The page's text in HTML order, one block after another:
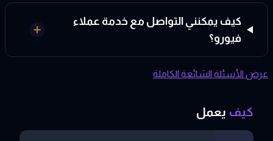
كيف يمكنني التواصل مع خدمة عملاء
فيورو؟
عرض الأسئلة الشائعة الكاملة
كيف يعمل